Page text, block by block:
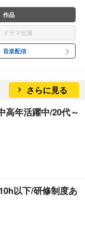
作品
ドラマ出演
音楽配信
さらに見る
高年活躍中/20代～
以下/研修制度あ